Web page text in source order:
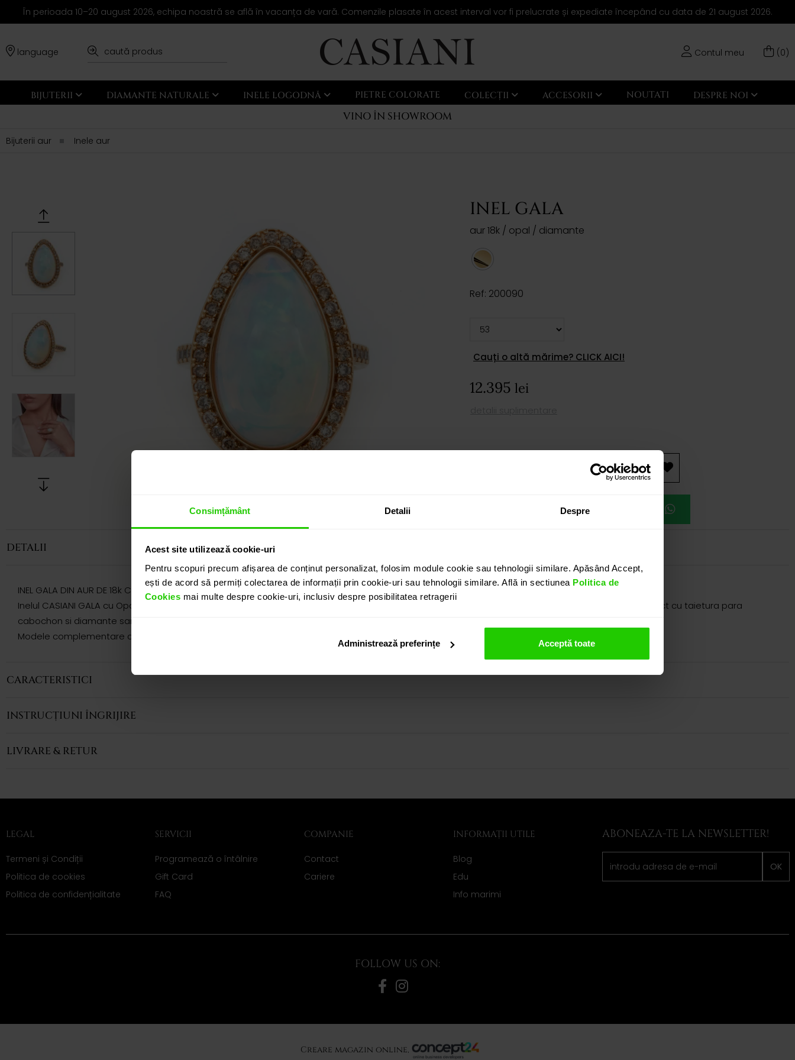
Consimțământ Detalii Despre
Acest site utilizează cookie-uri
Pentru scopuri precum afișarea de conținut personalizat, folosim module cookie sau tehnologii similare. Apăsând Accept,
ești de acord să permiți colectarea de informații prin cookie-uri sau tehnologii similare. Află in sectiunea Politica de
Cookies mai multe despre cookie-uri, inclusiv despre posibilitatea retragerii
Administrează preferințe Acceptă toate
În perioada 10–20 august 2026, echipa noastră se află în vacanța de vară. Comenzile plasate în acest interval vor fi prelucrate și expediate începând cu data de 21 august 2026.
language Contul meu (0)
BIJUTERII DIAMANTE NATURALE INELE LOGODNĂ PIETRE COLORATE COLECȚII ACCESORII NOUTATI DESPRE NOI
VINO ÎN SHOWROOM
Bijuterii aur Inele aur
INEL GALA
aur 18k / opal / diamante
Ref: 200090
Cauți o altă mărime? CLICK AICI!
12.395 lei
ADAUGĂ ÎN COȘ
PROGRAMEAZĂ O ÎNTÂLNIRE
DETALII
INEL GALA DIN AUR DE 18k CU OPAL SI DIAMANTE
Inelul CASIANI GALA cu Opal si Diamante in aur galben de 18k este o bijuterie frumoasa si eleganta. Prezinta ca si piatra centrala un opal alb de 9.52 ct cu taietura para
cabochon si diamante sampanie cu taietura rotunda de 1.5mm, cu un total de 0.6834 ct.
Modele complementare acestui produs puteti regasi atat in colectia prezentata pe site cat si vizitand showroom-ul nostru.
CARACTERISTICI
INSTRUCȚIUNI ÎNGRIJIRE
LIVRARE & RETUR
LEGAL
Termeni și Condiții
Politica de cookies
Politica de confidențialitate
SERVICII
Programează o întâlnire
Gift Card
FAQ
COMPANIE
Contact
Cariere
INFORMAȚII UTILE
Blog
Edu
Info marimi
ABONEAZA-TE LA NEWSLETTER!
OK
FOLLOW US ON:
Creare magazin online,